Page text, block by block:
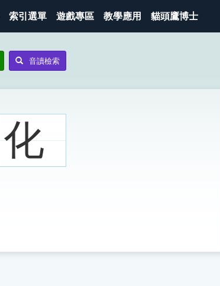
索引選單 遊戲專區 教學應用 貓頭鷹博士
音讀檢索
化